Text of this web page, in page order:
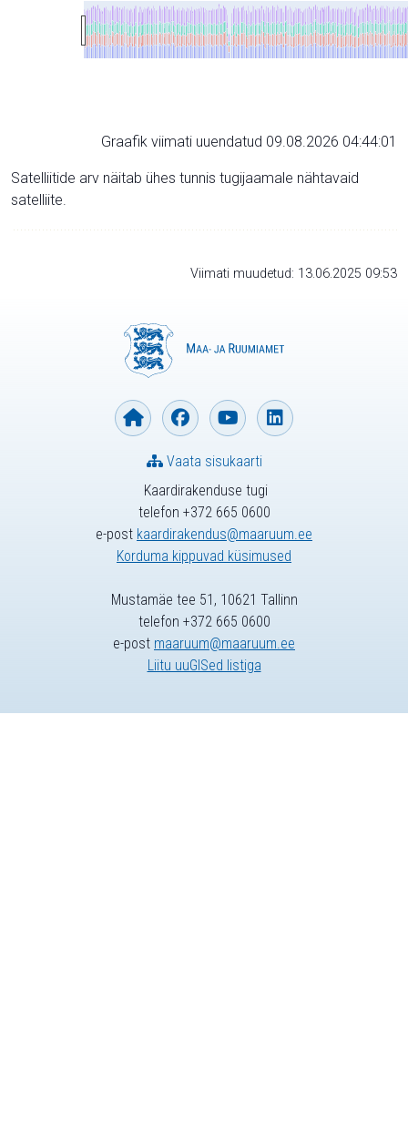
Graafik viimati uuendatud 09.08.2026 04:44:01
Satelliitide arv näitab ühes tunnis tugijaamale nähtavaid
satelliite.
Viimati muudetud: 13.06.2025 09:53
Kaardirakenduse tugi
telefon +372 665 0600
e-post kaardirakendus@maaruum.ee
Korduma kippuvad küsimused
Vaata sisukaarti
Mustamäe tee 51, 10621 Tallinn
telefon +372 665 0600
e-post maaruum@maaruum.ee
Liitu uuGISed listiga